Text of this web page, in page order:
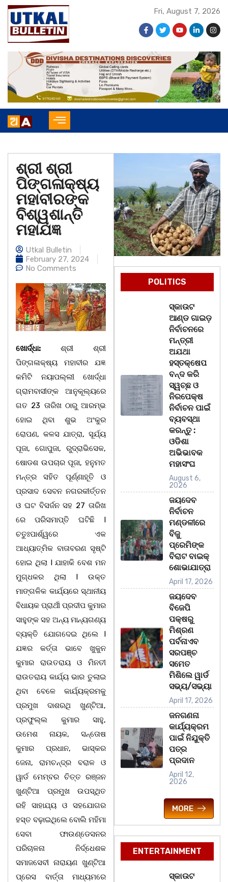
Fri, August 7, 2026
ଶ୍ରୀ ଶ୍ରୀ
ପିଙ୍ଗଳାକ୍ଷ୍ୟ
ମହାବୀରଙ୍କ
ବିଶ୍ୱଶାନ୍ତି
ମହାଯଜ୍ଞ
Utkal Bulletin
February 27, 2024
No Comments
ଖୋର୍ଦ୍ଧା: ଶ୍ରୀ ଶ୍ରୀ
ପିଙ୍ଗଳାକ୍ଷ୍ୟ ମହାବୀର ଯଜ୍ଞ
କମିଟି ନୟାପଲ୍ଲୀ ଖୋର୍ଦ୍ଧା
ଗ୍ରାମବାସୀଙ୍କ ଆନୁକୂଲ୍ୟରେ
ଗତ 23 ତାରିଖ ଠାରୁ ଆରମ୍ଭ
ହୋଇ ଥିବା ଶୁଭ ଅଂକୁର
ରୋପଣ, କଳସ ଯାତ୍ରା, ସୂର୍ଯ୍ୟ
ପୂଜା, ଗୋପୁଜା, ରୁଦ୍ରାଭିସେକ,
ଷୋଡଶ ଉପଚାର ପୂଜା, ହନୁମତ
ମନ୍ତ୍ର ସହିତ ପୂର୍ଣ୍ଣାହୂତି ଓ
ପ୍ରସାଦ ସେବନ ନଗରକୀର୍ତ୍ତନ
ଓ ଘଟ ବିସର୍ଜନ ସହ 27 ତାରିଖ
ରେ ପରିସମାପ୍ତି ଘଟିଛି I
ଚତୁଃପାର୍ଶ୍ୱରେ ଏକ
ଆଧ୍ୟାତ୍ମିକ ବାତାବରଣ ସୃଷ୍ଟି
ହୋଇ ଥିଲା I ଯାହାକି ବେଶ ମନ
ମୁଗ୍ଧକର ଥିଲା I ଉକ୍ତ
ମାଙ୍ଗଳିକ କାର୍ଯ୍ୟରେ ସ୍ଥାନୀୟ
ବିଧାୟକ ପ୍ରାର୍ଥୀ ପ୍ରଦୀପ କୁମାର
ସାହୁଙ୍କ ସହ ଅନ୍ୟ ମାନ୍ୟଗଣ୍ୟ
ବ୍ୟକ୍ତି ଯୋଗଦେଇ ଥିଲେ I
ଯଜ୍ଞର କର୍ତ୍ତା ଭାବେ ଖୁକୁନ
କୁମାର ରାଉତରାୟ ଓ ମିନତୀ
ରାଉତରାୟ କାର୍ଯ୍ୟ ଭାର ତୁଲାଇ
ଥିବା ବେଳେ କାର୍ଯ୍ୟକ୍ରମକୁ
ପ୍ରମୁଖ ଦାଶରଥି ଖୁଣ୍ଟିଆ,
ପ୍ରଫୁଲ୍ଲ କୁମାର ସାହୁ,
ଉମେଶ ନାୟକ, ସନ୍ତୋଷ
କୁମାର ପ୍ରଧାନ, ଭାସ୍କର
ଜେନା, ରାମଚନ୍ଦ୍ର ବରାଳ ଓ
ୱାର୍ଡ ମେମ୍ବର ଚିତ୍ତ ରଞ୍ଜନ
ଖୁଣ୍ଟିଆ ପ୍ରମୁଖ ଉପସ୍ଥିତ
ରହି ସାହାଯ୍ୟ ଓ ସହଯୋଗର
ହସ୍ତ ବଢ଼ାଇଥିଲେ ବୋଲି ମହିମା
ସେବା ଫାଉଣ୍ଡେସନର
ପରିଚାଳନା ନିର୍ଦ୍ଧେଶକ
ସମାଜସେବୀ ନାରାୟଣ ଖୁଣ୍ଟିଆ
ପ୍ରେସ ବାର୍ତ୍ତା ମାଧ୍ୟମରେ
POLITICS
ସ୍କାଉଟ
ଆଣ୍ଡ ଗାଇଡ଼
ନିର୍ବାଚନରେ
ମନ୍ତ୍ରୀ
ଅଯଥା
ହସ୍ତକ୍ଷେପ
ବନ୍ଦ କରି
ସ୍ୱଚ୍ଛ ଓ
ନିରପେକ୍ଷ
ନିର୍ବାଚନ ପାଇଁ
ବ୍ୟବସ୍ଥା
କରନ୍ତୁ :
ଓଡିଶା
ଅଭିଭାବକ
ମହାସଂଘ
August 6,
2026
ଜୟଦେବ
ନିର୍ବାଚନ
ମଣ୍ଡଳୀରେ
ବିଜୁ
ପ୍ରେମିଙ୍କ
ବିରାଟ ବାଇକ୍
ଶୋଭାଯାତ୍ରା
April 17, 2026
ଜୟଦେବ
ବିଜେପି
ପକ୍ଷରୁ
ମିଶ୍ରଣ
ପର୍ବନାଏବ
ସରପଞ୍ଚ
ସମେତ
ମିଶିଲେ ୱାର୍ଡ
ସଭ୍ୟ/ସଭ୍ୟା
April 17, 2026
ଜନଗଣନା
କାର୍ଯ୍ୟକ୍ରମ
ପାଇଁ ନିଯୁକ୍ତି
ପତ୍ର
ପ୍ରଦାନ
April 12,
2026
MORE
ENTERTAINMENT
ସ୍କାଉଟ